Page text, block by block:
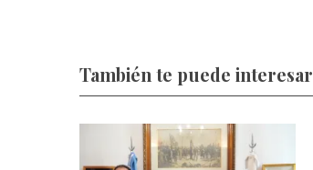
También te puede interesar